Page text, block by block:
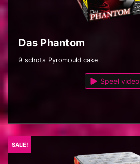
Das Phantom
9 schots Pyromould cake
Speel video
SALE!